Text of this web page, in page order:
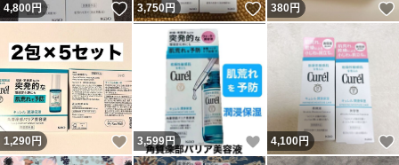
4,800円 いいね！
3,750円 いいね！
380円
1,290円 いいね！
3,599円 いいね！
4,100円